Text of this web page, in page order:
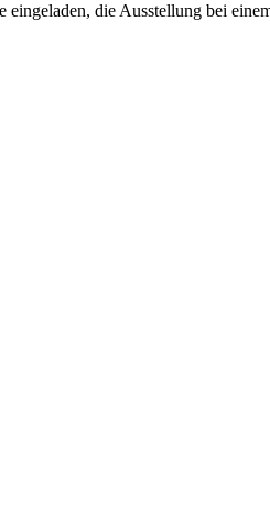
die Ausstellung bei